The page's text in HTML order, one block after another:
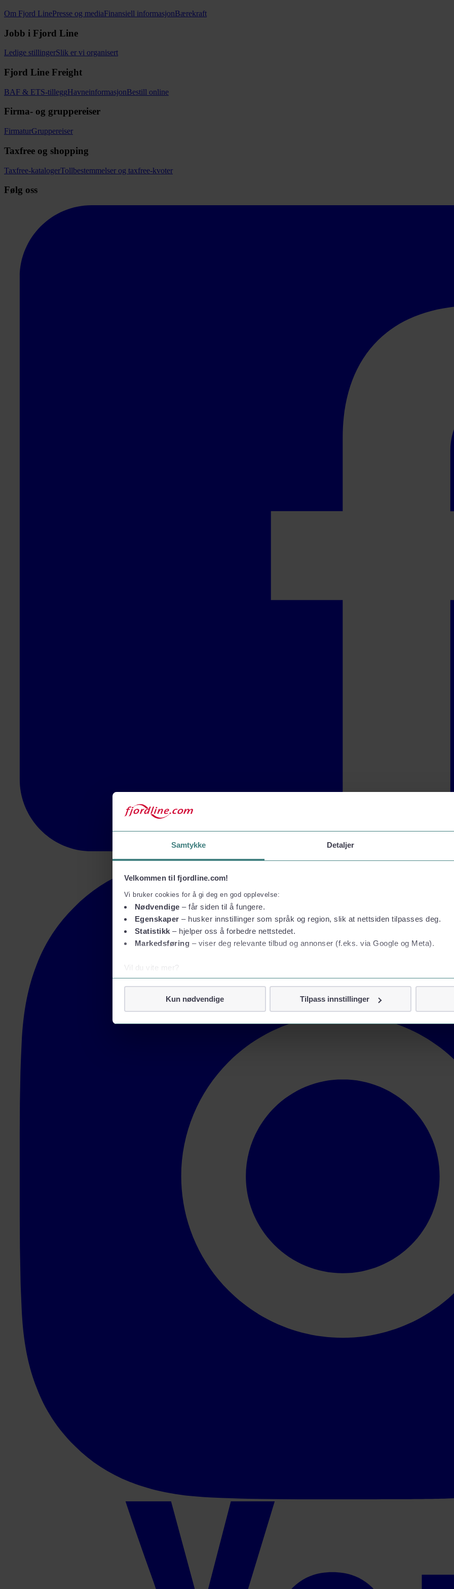
Samtykke Detaljer
Velkommen til fjordline.com!
Vi bruker cookies for å gi deg en god opplevelse:
Nødvendige – får siden til å fungere.
Egenskaper – husker innstillinger som språk og region, slik at nettsiden tilpasses deg.
Statistikk – hjelper oss å forbedre nettstedet.
Markedsføring – viser deg relevante tilbud og annonser (f.eks. via Google og Meta).
Vil du vite mer?
Om informasjonskapsler
Vi lagrer aldri informasjon gjennom cookies som direkte identifiserer deg, som navn eller
Kun nødvendige Tilpass innstillinger
Om Fjord LinePresse og mediaFinansiell informasjonBærekraft
Jobb i Fjord Line
Ledige stillingerSlik er vi organisert
Fjord Line Freight
BAF & ETS-tilleggHavneinformasjonBestill online
Firma- og gruppereiser
FirmaturGruppereiser
Taxfree og shopping
Taxfree-katalogerTollbestemmelser og taxfree-kvoter
Følg oss